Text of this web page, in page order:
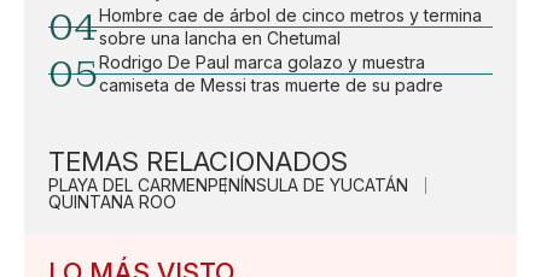
04Hombre cae de árbol de cinco metros y termina
sobre una lancha en Chetumal
05Rodrigo De Paul marca golazo y muestra
camiseta de Messi tras muerte de su padre
TEMAS RELACIONADOS
PLAYA DEL CARMENPENÍNSULA DE YUCATÁN
QUINTANA ROO